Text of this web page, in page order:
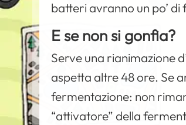
batteri avranno un po’
E se non si gonfia?
Serve una rianimazione
aspetta altre 48 ore. Se
fermentazione: non
“attivatore” della